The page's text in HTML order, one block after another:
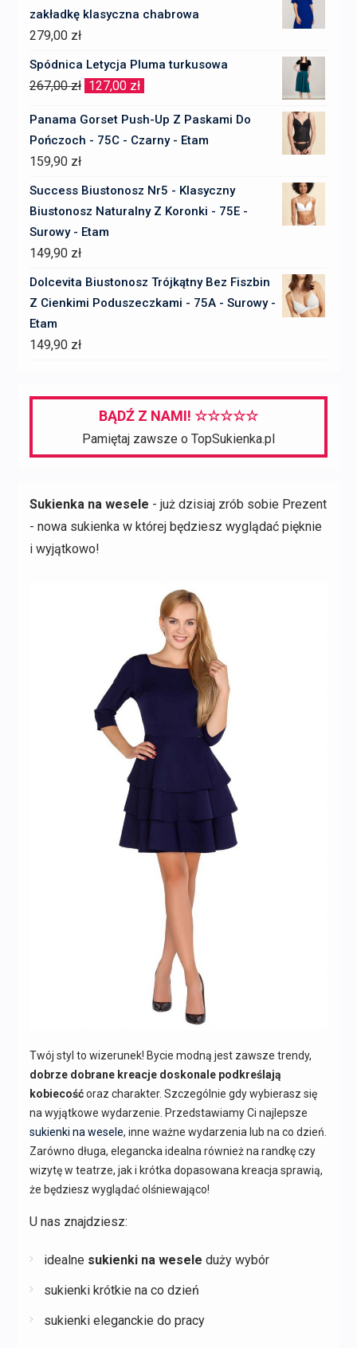
zakładkę klasyczna chabrowa
279,00 zł
Spódnica Letycja Pluma turkusowa
267,00zł Pierwotna
127,00 zł
wynosi:
Panama Gorset Push-Up Z Paskami Do
Pończoch - 75C - Czarny - Etam
159,90 zł
Success Biustonosz Nr5 - Klasyczny
Biustonosz Naturalny Z Koronki - 75E -
Surowy - Etam
149,90 zł
Dolcevita Biustonosz Trójkątny Bez Fiszbin
Z Cienkimi Poduszeczkami - 75A - Surowy -
Etam
149,90 zł
BĄDŹ Z NAMI! ☆☆☆☆☆
Pamiętaj zawsze o TopSukienka.pl
Sukienka na wesele - już dzisiaj zrób sobie Prezent
- nowa sukienka w której będziesz wyglądać pięknie
i wyjątkowo!
Twój styl to wizerunek! Bycie modną jest zawsze trendy,
dobrze dobrane kreacje doskonale podkreślają
kobiecośćoraz charakter. Szczególnie gdy wybierasz się
na wyjątkowe wydarzenie. Przedstawiamy Ci najlepsze
sukienki na wesele, inne ważne wydarzenia lub na co dzień.
Zarówno długa, elegancka idealna również na randkę czy
wizytę w teatrze, jak i krótka dopasowana kreacja sprawią,
że będziesz wyglądać olśniewająco!
U nas znajdziesz:
idealne sukienki na wesele duży wybór
sukienki krótkie na co dzień
sukienki eleganckie do pracy